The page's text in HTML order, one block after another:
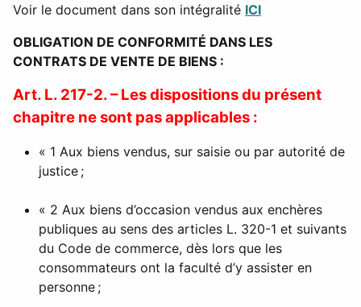
Voir le document dans son intégralité ICI
OBLIGATION DE CONFORMITÉ DANS LES
CONTRATS DE VENTE DE BIENS :
Art. L. 217-2. – Les dispositions du présent
chapitre ne sont pas applicables :
« 1 Aux biens vendus, sur saisie ou par autorité de
justice ;
« 2 Aux biens d’occasion vendus aux enchères
publiques au sens des articles L. 320-1 et suivants
du Code de commerce, dès lors que les
consommateurs ont la faculté d’y assister en
personne ;